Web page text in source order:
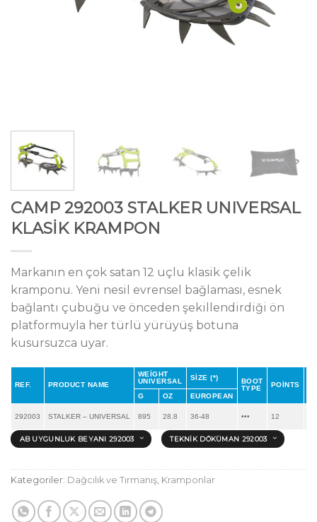
CAMP 292003 STALKER UNIVERSAL
KLASİK KRAMPON
Markanın en çok satan 12 uçlu klasik çelik
kramponu. Yeni nesil evrensel bağlaması, esnek
bağlantı çubuğu ve önceden şekillendirdiği ön
platformuyla her türlü yürüyüş botuna
kusursuzca uyar.
REF. PRODUCT NAME
WEIGHT
UNIVERSAL
SIZE (*)
BOOT
TYPE
POINTS
G
OZ EUROPEAN
292003 STALKER – UNIVERSAL 895 28.8 36-48 ••• 12
AB UYGUNLUK BEYANI 292003 TEKNIK DÖKÜMAN 292003
Kategoriler: Dağcılık ve Tırmanış, Kramponlar